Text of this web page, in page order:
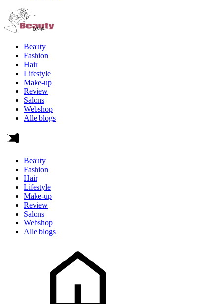
Beauty
Fashion
Hair
Lifestyle
Make-up
Review
Salons
Webshop
Alle blogs
Beauty
Fashion
Hair
Lifestyle
Make-up
Review
Salons
Webshop
Alle blogs